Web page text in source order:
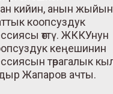
кийин, анын
коопсуздук
өттү. ЖККУнун
кеңешинин
төрагалык
Жапаров ачты.